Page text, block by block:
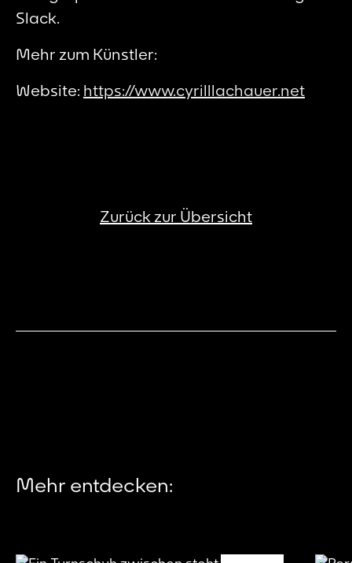
Slack.
Mehr zum Künstler:
Website: https://www.cyrilllachauer.net
Zurück zur Übersicht
Mehr entdecken: